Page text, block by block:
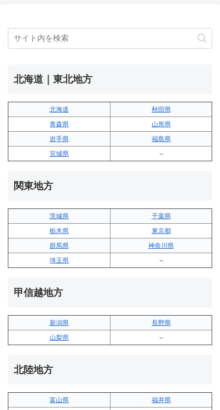
北海道｜東北地方
北海道
秋田県
青森県
山形県
岩手県
福島県
宮城県
–
関東地方
茨城県
千葉県
栃木県
東京都
群馬県
神奈川県
埼玉県
–
甲信越地方
新潟県
長野県
山梨県
–
北陸地方
富山県
福井県